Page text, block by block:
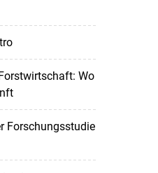
Wo
Forschungsstudie